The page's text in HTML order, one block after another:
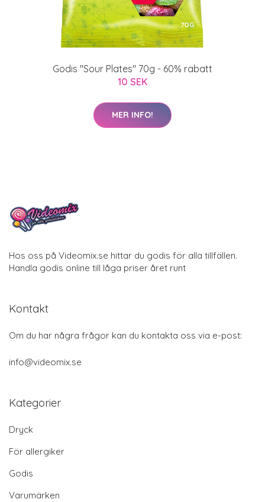
Godis "Sour Plates" 70g - 60% rabatt
10 SEK
MER INFO!
Hos oss på Videomix.se hittar du godis för alla tillfällen.
Handla godis online till låga priser året runt
Kontakt
Om du har några frågor kan du kontakta oss via e-post:
info@videomix.se
Kategorier
Dryck
För allergiker
Godis
Varumärken